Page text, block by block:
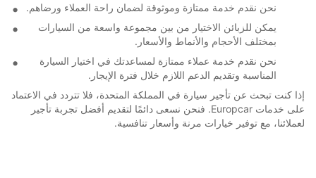
نحن نقدم خدمة ممتازة وموثوقة لضمان راحة العملاء ورضاهم.
يمكن للزبائن الاختيار من بين مجموعة واسعة من السيارات
بمختلف الأحجام والأنماط والأسعار.
نحن نقدم خدمة عملاء ممتازة لمساعدتك في اختيار السيارة
المناسبة وتقديم الدعم اللازم خلال فترة الإيجار.
إذا كنت تبحث عن تأجير سيارة في المملكة المتحدة، فلا تتردد في الاعتماد
على خدمات Europcar. فنحن نسعى دائمًا لتقديم أفضل تجربة تأجير
لعملائنا، مع توفير خيارات مرنة وأسعار تنافسية.